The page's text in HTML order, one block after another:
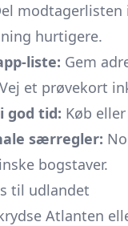
modtagerlisten
hurtigere.
liste: Gem
Vej et prøvekort
god tid: Køb
særregler:
bogstaver.
til udlandet
Atlanten